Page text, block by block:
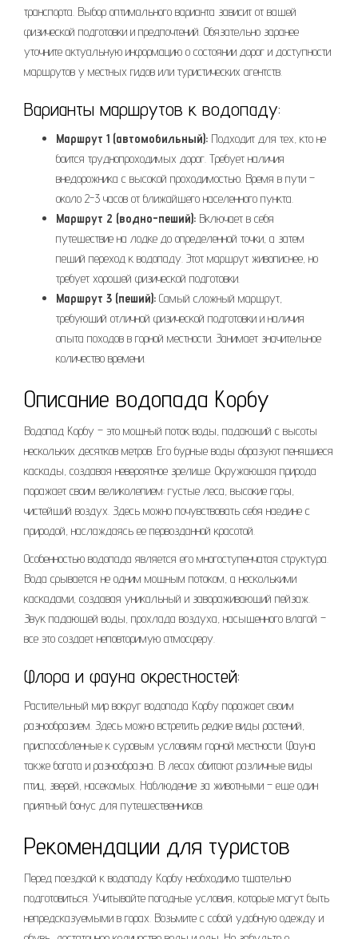
транспорта. Выбор оптимального варианта зависит от вашей
физической подготовки и предпочтений. Обязательно заранее
уточните актуальную информацию о состоянии дорог и доступности
маршрутов у местных гидов или туристических агентств.
Варианты маршрутов к водопаду:
Маршрут 1 (автомобильный): Подходит для тех, кто не
боится труднопроходимых дорог. Требует наличия
внедорожника с высокой проходимостью. Время в пути –
около 2-3 часов от ближайшего населенного пункта.
Маршрут 2 (водно-пеший): Включает в себя
путешествие на лодке до определенной точки, а затем
пеший переход к водопаду. Этот маршрут живописнее, но
требует хорошей физической подготовки.
Маршрут 3 (пеший): Самый сложный маршрут,
требующий отличной физической подготовки и наличия
опыта походов в горной местности. Занимает значительное
количество времени.
Описание водопада Корбу
Водопад Корбу – это мощный поток воды, падающий с высоты
нескольких десятков метров. Его бурные воды образуют пенящиеся
каскады, создавая невероятное зрелище. Окружающая природа
поражает своим великолепием: густые леса, высокие горы,
чистейший воздух. Здесь можно почувствовать себя наедине с
природой, наслаждаясь ее первозданной красотой.
Особенностью водопада является его многоступенчатая структура.
Вода срывается не одним мощным потоком, а несколькими
каскадами, создавая уникальный и завораживающий пейзаж.
Звук падающей воды, прохлада воздуха, насыщенного влагой –
все это создает неповторимую атмосферу.
Флора и фауна окрестностей:
Растительный мир вокруг водопада Корбу поражает своим
разнообразием. Здесь можно встретить редкие виды растений,
приспособленные к суровым условиям горной местности. Фауна
также богата и разнообразна. В лесах обитают различные виды
птиц, зверей, насекомых. Наблюдение за животными – еще один
приятный бонус для путешественников.
Рекомендации для туристов
Перед поездкой к водопаду Корбу необходимо тщательно
подготовиться. Учитывайте погодные условия, которые могут быть
непредсказуемыми в горах. Возьмите с собой удобную одежду и